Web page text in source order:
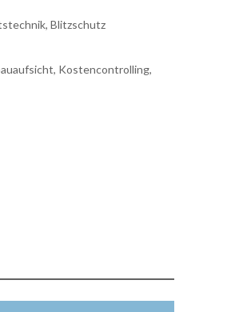
Blitzschutz
Kostencontrolling,